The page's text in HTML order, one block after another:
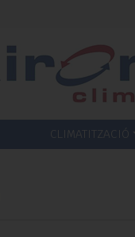
CLIMATITZACIÓ